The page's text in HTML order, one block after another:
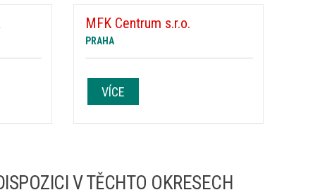
MFK Centrum s.r.o.
PRAHA
VÍCE
V TĚCHTO OKRESECH